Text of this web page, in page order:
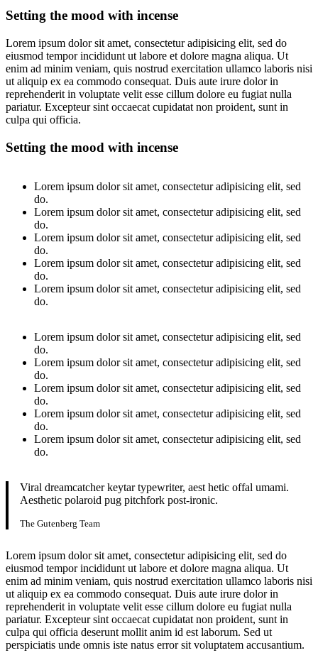
Setting the mood with incense
Lorem ipsum dolor sit amet, consectetur adipisicing elit, sed do
eiusmod tempor incididunt ut labore et dolore magna aliqua. Ut
enim ad minim veniam, quis nostrud exercitation ullamco laboris nisi
ut aliquip ex ea commodo consequat. Duis aute irure dolor in
reprehenderit in voluptate velit esse cillum dolore eu fugiat nulla
pariatur. Excepteur sint occaecat cupidatat non proident, sunt in
culpa qui officia.
Setting the mood with incense
Lorem ipsum dolor sit amet, consectetur adipisicing elit, sed
do.
Lorem ipsum dolor sit amet, consectetur adipisicing elit, sed
do.
Lorem ipsum dolor sit amet, consectetur adipisicing elit, sed
do.
Lorem ipsum dolor sit amet, consectetur adipisicing elit, sed
do.
Lorem ipsum dolor sit amet, consectetur adipisicing elit, sed
do.
Lorem ipsum dolor sit amet, consectetur adipisicing elit, sed
do.
Lorem ipsum dolor sit amet, consectetur adipisicing elit, sed
do.
Lorem ipsum dolor sit amet, consectetur adipisicing elit, sed
do.
Lorem ipsum dolor sit amet, consectetur adipisicing elit, sed
do.
Lorem ipsum dolor sit amet, consectetur adipisicing elit, sed
do.
Viral dreamcatcher keytar typewriter, aest hetic offal umami.
Aesthetic polaroid pug pitchfork post-ironic.
The Gutenberg Team
Lorem ipsum dolor sit amet, consectetur adipisicing elit, sed do
eiusmod tempor incididunt ut labore et dolore magna aliqua. Ut
enim ad minim veniam, quis nostrud exercitation ullamco laboris nisi
ut aliquip ex ea commodo consequat. Duis aute irure dolor in
reprehenderit in voluptate velit esse cillum dolore eu fugiat nulla
pariatur. Excepteur sint occaecat cupidatat non proident, sunt in
culpa qui officia deserunt mollit anim id est laborum. Sed ut
perspiciatis unde omnis iste natus error sit voluptatem accusantium.